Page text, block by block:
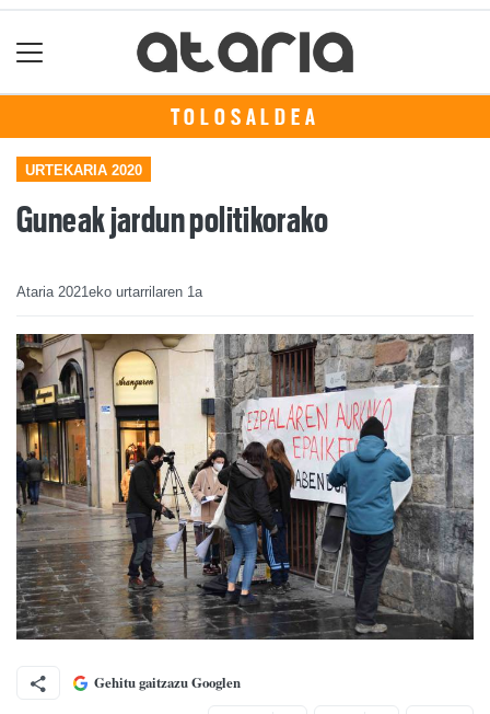
TOLOSALDEA
URTEKARIA 2020
Guneak jardun politikorako
Ataria 2021eko urtarrilaren 1a
Gehitu gaitzazu Googlen